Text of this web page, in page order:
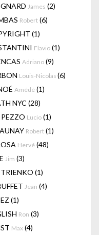
James (2)
Robert (6)
(1)
Flavio (1)
Adriano (9)
Louis-Nicolas (6)
Amédé (1)
NYC (28)
PEZZO Lucio (1)
Robert (1)
Hervé (48)
Jim (3)
(1)
Jean (4)
(1)
Ron (3)
Max (4)